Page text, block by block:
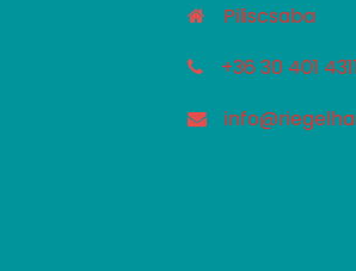
Piliscsaba
+36 30 401